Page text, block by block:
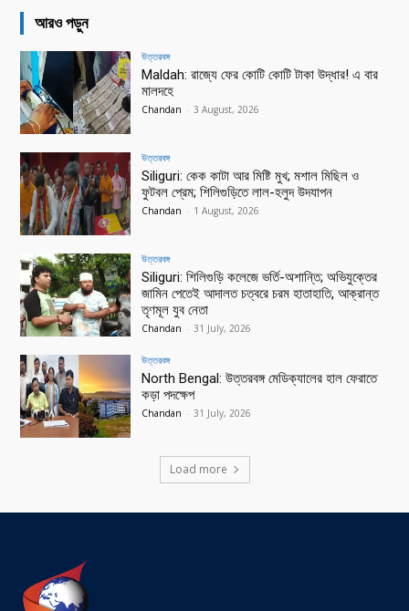
আরও পড়ুন
উত্তরবঙ্গ
Maldah: রাজ্যে ফের কোটি কোটি টাকা উদ্ধার! এ বার
মালদহে
Chandan - 3 August, 2026
উত্তরবঙ্গ
Siliguri: কেক কাটা আর মিষ্টি মুখ; মশাল মিছিল ও
ফুটবল প্রেম; শিলিগুড়িতে লাল-হলুদ উদযাপন
Chandan - 1 August, 2026
উত্তরবঙ্গ
Siliguri: শিলিগুড়ি কলেজে ভর্তি-অশান্তি; অভিযুক্তের
জামিন পেতেই আদালত চত্বরে চরম হাতাহাতি, আক্রান্ত
তৃণমূল যুব নেতা
Chandan - 31 July, 2026
উত্তরবঙ্গ
North Bengal: উত্তরবঙ্গ মেডিক্যালের হাল ফেরাতে
কড়া পদক্ষেপ
Chandan - 31 July, 2026
Load more